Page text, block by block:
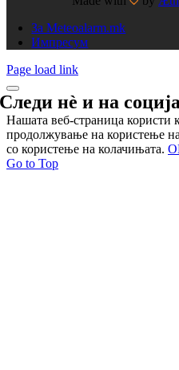
За Meteoalarm.mk
Импресум
Page load link
Следи нѐ и на
Нашата веб-страница користи
продолжување на користење на
со користење на колачињата.
Go to Top